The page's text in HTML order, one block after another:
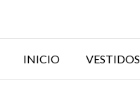
INICIO VESTIDOS